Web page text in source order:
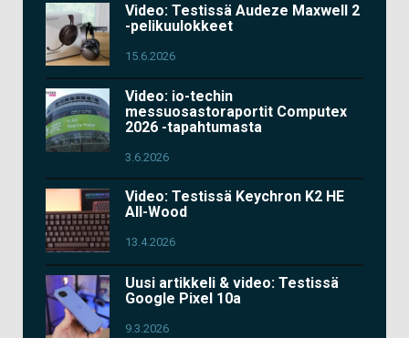
Video: Testissä Audeze Maxwell 2
-pelikuulokkeet
15.6.2026
Video: io-techin
messuosastoraportit Computex
2026 -tapahtumasta
3.6.2026
Video: Testissä Keychron K2 HE
All-Wood
13.4.2026
Uusi artikkeli & video: Testissä
Google Pixel 10a
9.3.2026